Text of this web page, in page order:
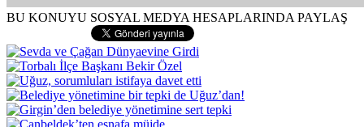
BU KONUYU SOSYAL MEDYA HESAPLARINDA PAYLAŞ